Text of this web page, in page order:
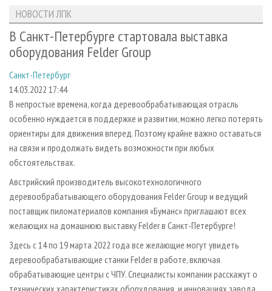
ЛЕСОЗАГОТОВКА
ЛЕСОПИЛЕНИЕ
СУШКА ДРЕВЕСИНЫ
ПРОИЗВОДСТВО ДРЕВЕСНЫХ ПЛИТ
ДЕРЕВЯННОЕ ДОМОСТРОЕНИЕ
ПРОИЗВОДСТВО МЕБЕЛИ
БИОЭНЕРГЕТИКА
ЦБП
ИНСТРУМЕНТ И МАТЕРИАЛЫ
НОВОСТИ ЛПК
НОВОСТИ ЖУРНАЛА
ПРОЕКТЫ ЛПИ
АНАЛИТИКА
ПРЕДПРИЯТИЯ ЛПК
ПЕРСОНЫ
МОБИЛЬНЫЕ ВЫСТАВКИ
ОФИЦИАЛЬНЫЕ ДЕЛЕГАЦИИ
ПРИОРИТЕТНЫЕ ИНВЕСТПРОЕКТЫ
RUSSIAN FORESTRY REVIEW
ГАЗЕТА ЛЕСПРОМФОРУМ
БИБЛИОТЕКА СПЕЦИАЛИСТА
АРХИВ
АРХИВ ЖУРНАЛОВ
О ЖУРНАЛЕ
ПОДПИСКА
КОНТАКТЫ
РЕКЛАМОДАТЕЛЯМ
РЕКЛАМА
РЕКЛАМА НА САЙТЕ
НОВОСТИ ЛПК
В Санкт-Петербурге стартовала выставка
оборудования Felder Group
Санкт-Петербург
14.03.2022 17:44
В непростые времена, когда деревообрабатывающая отрасль
особенно нуждается в поддержке и развитии, можно легко потерять
ориентиры для движения вперед. Поэтому крайне важно оставаться
на связи и продолжать видеть возможности при любых
обстоятельствах.
Австрийский производитель высокотехнологичного
деревообрабатывающего оборудования Felder Group и ведущий
поставщик пиломатериалов компания «Буманс» приглашают всех
желающих на домашнюю выставку Felder в Санкт-Петербурге!
Здесь с 14 по 19 марта 2022 года все желающие могут увидеть
деревообрабатывающие станки Felder в работе, включая
обрабатывающие центры с ЧПУ. Специалисты компании расскажут о
технических характеристиках оборудования и инновациях завода.